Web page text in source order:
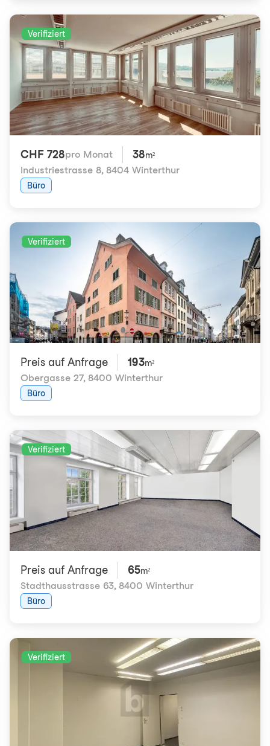
Verifiziert
CHF 728pro Monat 38m²
Industriestrasse 8, 8404 Winterthur
Büro
Verifiziert
Preis auf Anfrage 193m²
Obergasse 27, 8400 Winterthur
Büro
Verifiziert
Preis auf Anfrage 65m²
Stadthausstrasse 63, 8400 Winterthur
Büro
Verifiziert